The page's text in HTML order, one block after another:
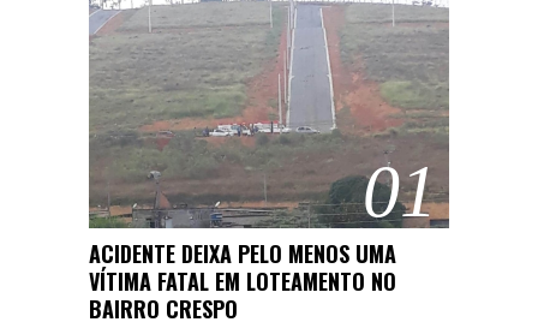
01
ACIDENTE DEIXA PELO MENOS UMA
VÍTIMA FATAL EM LOTEAMENTO NO
BAIRRO CRESPO